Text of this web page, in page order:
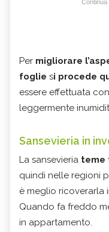
Continua
Per migliorare
foglie si procede
essere effettuata
leggermente
Sansevieria in
La sansevieria teme
quindi nelle regioni
è meglio ricoverarla
Quando fa freddo
in appartamento.